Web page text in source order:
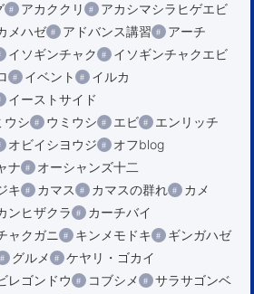
アカククリ
アカシマシラヒゲエビ
メハゼ アドバンス講習
アーチ
イソギンチャク
イソギンチャクエビ
イベント
イルカ
イーストサイド
ウシ
ウミウシ エビ
エンリッチ
オビイシヨウジ
オフblog
ナ
オーシャンズ十二
キ カマス カマスの群れ
カメ
ンヒザクラ
カーチバイ
ャクガニ キンメモドキ
ギンガハゼ
グルメ
ケヤリ・ゴカイ
レゴンドウ コブシメ
サラサゴンベ